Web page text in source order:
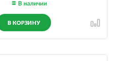
В наличии
В КОРЗИНУ